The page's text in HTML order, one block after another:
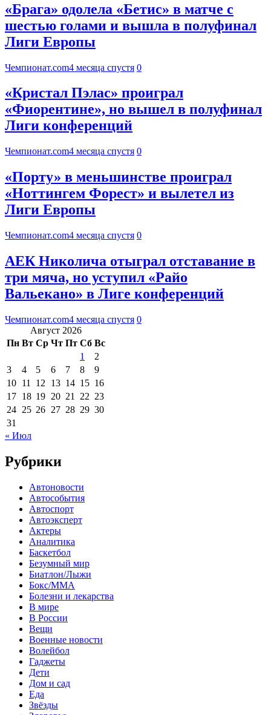
«Брага» одолела «Бетис» в матче с
шестью голами и вышла в полуфинал
Лиги Европы
Чемпионат.com4 месяца спустя 0
«Кристал Пэлас» проиграл
«Фиорентине», но вышел в полуфинал
Лиги конференций
Чемпионат.com4 месяца спустя 0
«Порту» в меньшинстве проиграл
«Ноттингем Форест» и вылетел из
Лиги Европы
Чемпионат.com4 месяца спустя 0
АЕК Николича отыграл отставание в
три мяча, но уступил «Райо
Вальекано» в Лиге конференций
Чемпионат.com4 месяца спустя 0
Август 2026
Пн Вт Ср Чт Пт Сб Вс
1
2
3
4 5 6 7 8
9
10 11 12 13 14 15 16
17 18 19 20 21 22 23
24 25 26 27 28 29 30
31
« Июл
Рубрики
Автоновости
Автособытия
Автоспорт
Автоэксперт
Актеры
Аналитика
Баскетбол
Безумный мир
Биатлон/Лыжи
Бокс/MMA
Болезни и лекарства
В мире
В России
Вещи
Военные новости
Волейбол
Гаджеты
Дети
Дом и сад
Еда
Звёзды